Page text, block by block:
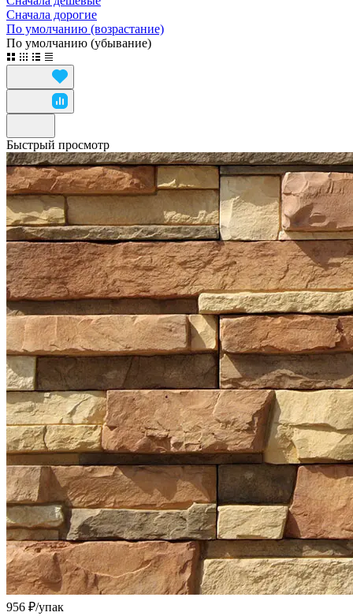
Сначала дорогие
По умолчанию (возрастание)
По умолчанию (убывание)
Быстрый просмотр
956 ₽/упак